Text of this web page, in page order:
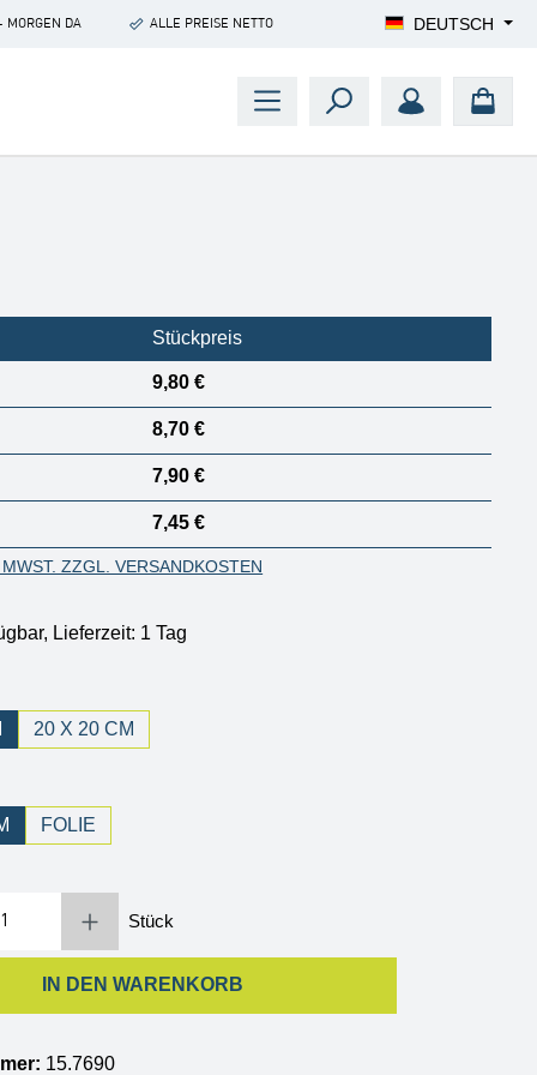
MORGEN DA ALLE PREISE NETTO DEUTSCH
Stückpreis
9,80 €
8,70 €
7,90 €
7,45 €
ZZGL. VERSANDKOSTEN
Lieferzeit: 1 Tag
20 X 20 CM
FOLIE
Stück
IN DEN WARENKORB
15.7690